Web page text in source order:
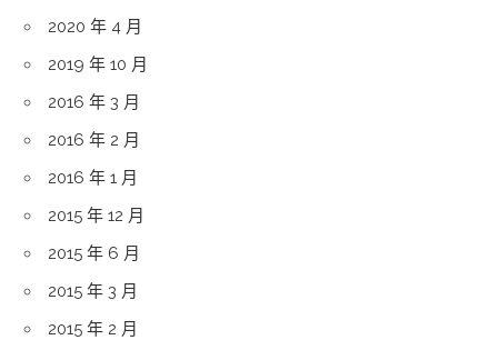
2020 年 4 月
2019 年 10 月
2016 年 3 月
2016 年 2 月
2016 年 1 月
2015 年 12 月
2015 年 6 月
2015 年 3 月
2015 年 2 月